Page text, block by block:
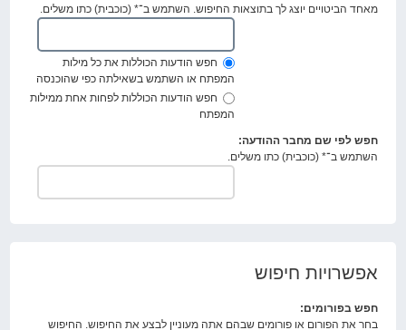
מאחד הביטויים יוצג לך בתוצאות החיפוש. השתמש ב־* (כוכבית) כתו משלים.
חפש הודעות הכוללות את כל מילות
המפתח או השתמש בשאילתה כפי שהוכנסה
חפש הודעות הכוללות לפחות אחת ממילות
המפתח
חפש לפי שם מחבר ההודעה:
השתמש ב־* (כוכבית) כתו משלים.
אפשרויות חיפוש
חפש בפורומים:
בחר את הפורום או פורומים שבהם אתה מעוניין לבצע את החיפוש. החיפוש